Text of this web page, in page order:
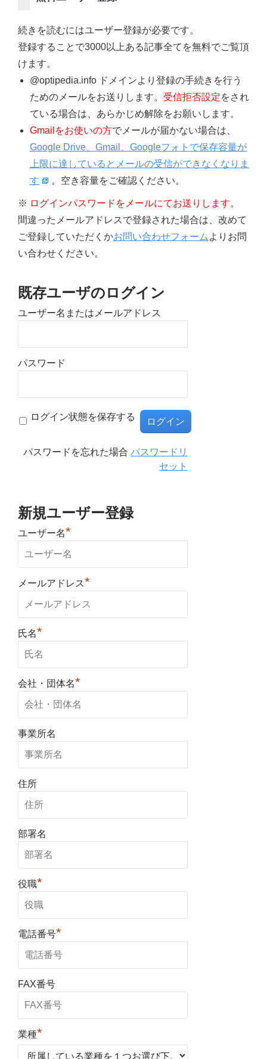
続きを読むにはユーザー登録が必要です。
登録することで3000以上ある記事全てを無料でご覧頂
けます。
@optipedia.info ドメインより登録の手続きを行う
ためのメールをお送りします。 受信拒否設定をされ
ている場合は、あらかじめ解除をお願いします。
Gmailをお使いの方でメールが届かない場合は、
Google Drive、Gmail、Googleフォトで保存容量が
上限に達しているとメールの受信ができなくなりま
す
。空き容量をご確認ください。
※ ログインパスワードをメールにてお送りします。
間違ったメールアドレスで登録された場合は、改めて
ご登録していただくかお問い合わせフォーム よりお問
い合わせください。
既存ユーザのログイン
ユーザー名またはメールアドレス
パスワード
ログイン状態を保存する
パスワードを忘れた場合パスワードリ
セット
新規ユーザー登録
ユーザー名*
メールアドレス*
氏名*
会社・団体名*
事業所名
住所
部署名
役職*
電話番号*
FAX番号
業種*